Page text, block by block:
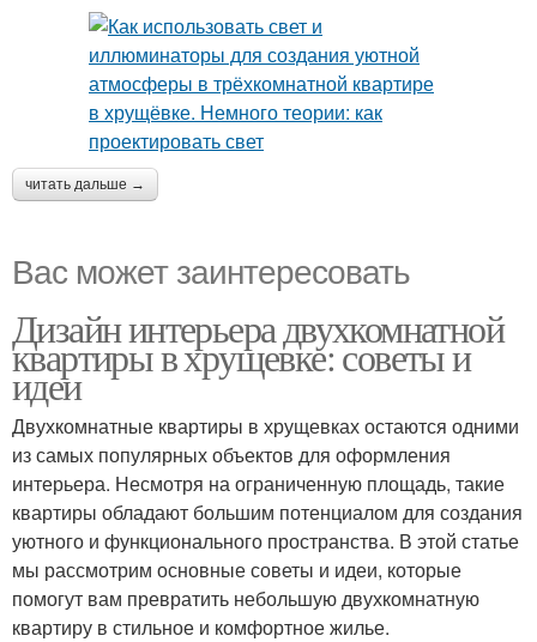
читать дальше →
Вас может заинтересовать
Дизайн интерьера двухкомнатной
квартиры в хрущевке: советы и
идеи
Двухкомнатные квартиры в хрущевках остаются одними
из самых популярных объектов для оформления
интерьера. Несмотря на ограниченную площадь, такие
квартиры обладают большим потенциалом для создания
уютного и функционального пространства. В этой статье
мы рассмотрим основные советы и идеи, которые
помогут вам превратить небольшую двухкомнатную
квартиру в стильное и комфортное жилье.